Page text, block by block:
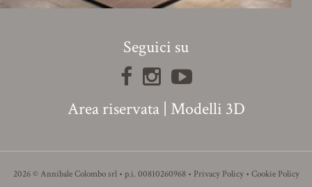
Seguici su
Area riservata| Modelli 3D
2026 © Annibale Colombo srl • p.i. 00810260968 • Privacy Policy• Cookie Policy